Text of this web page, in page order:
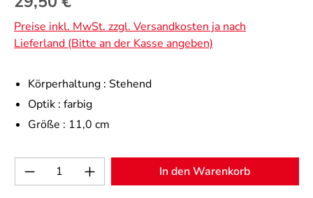
Preise inkl. MwSt. zzgl. Versandkosten ja nach
Lieferland (Bitte an der Kasse angeben)
Körperhaltung : Stehend
Optik : farbig
Größe : 11,0 cm
Produkt Anzahl: Gib den gewünschten
In den Warenkorb